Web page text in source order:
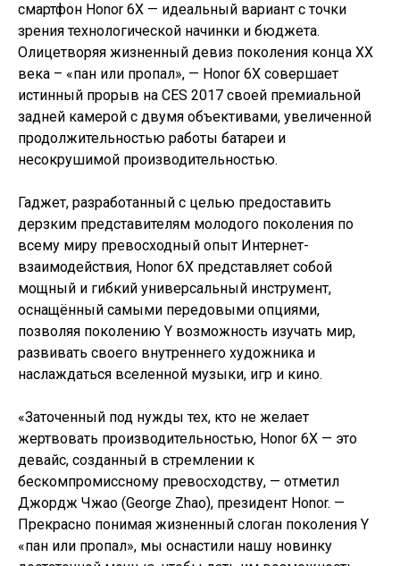
смартфон Honor 6X — идеальный вариант с точки
зрения технологической начинки и бюджета.
Олицетворяя жизненный девиз поколения конца ХХ
века – «пан или пропал», — Honor 6X совершает
истинный прорыв на CES 2017 своей премиальной
задней камерой с двумя объективами, увеличенной
продолжительностью работы батареи и
несокрушимой производительностью.
Гаджет, разработанный с целью предоставить
дерзким представителям молодого поколения по
всему миру превосходный опыт Интернет-
взаимодействия, Honor 6X представляет собой
мощный и гибкий универсальный инструмент,
оснащённый самыми передовыми опциями,
позволяя поколению Y возможность изучать мир,
развивать своего внутреннего художника и
наслаждаться вселенной музыки, игр и кино.
«Заточенный под нужды тех, кто не желает
жертвовать производительностью, Honor 6X — это
девайс, созданный в стремлении к
бескомпромиссному превосходству, — отметил
Джордж Чжао (George Zhao), президент Honor. —
Прекрасно понимая жизненный слоган поколения Y
«пан или пропал», мы оснастили нашу новинку